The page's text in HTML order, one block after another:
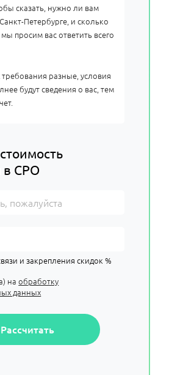
сказать, нужно ли вам
Петербурге, и сколько
мы просим вас ответить всего
требования разные, условия
будут сведения о вас, тем
в СРО
и закрепления скидок %
наобработку
данных
Рассчитать